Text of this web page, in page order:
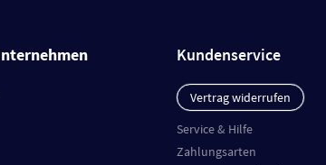
Kundenservice
Vertrag widerrufen
Service & Hilfe
Zahlungsarten